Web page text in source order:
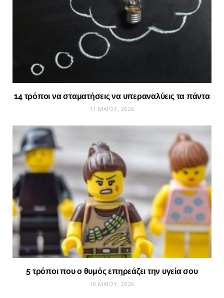
14 τρόποι να σταματήσεις να υπεραναλύεις τα πάντα
11 ΜΑΪ́ΟΥ, 2026
5 τρόποι που ο θυμός επηρεάζει την υγεία σου
10 ΜΑΪ́ΟΥ, 2026